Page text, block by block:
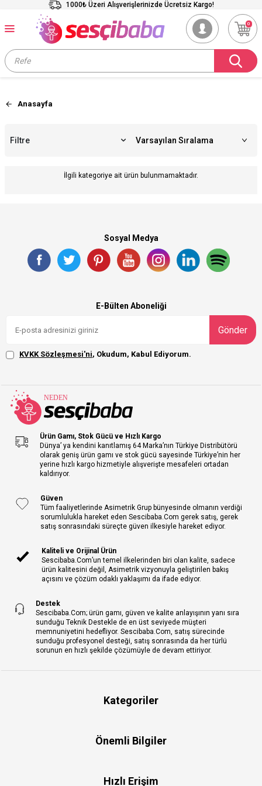
1000₺ Üzeri Alışverişlerinizde Ücretsiz Kargo!
0
Anasayfa
Filtre
İlgili kategoriye ait ürün bulunmamaktadır.
Sosyal Medya
E-Bülten Aboneliği
Gönder
KVKK Sözleşmesi'ni, Okudum, Kabul Ediyorum.
Ürün Gamı, Stok Gücü ve Hızlı Kargo
Dünya’ ya kendini kanıtlamış 64 Marka’nın Türkiye Distribütörü
olarak geniş ürün gamı ve stok gücü sayesinde Türkiye’nin her
yerine hızlı kargo hizmetiyle alışverişte mesafeleri ortadan
kaldırıyor.
Güven
Tüm faaliyetlerinde Asimetrik Grup bünyesinde olmanın verdiği
sorumlulukla hareket eden Sescibaba.Com gerek satış, gerek
satış sonrasındaki süreçte güven ilkesiyle hareket ediyor.
Kaliteli ve Orijinal Ürün
Sescibaba.Com’un temel ilkelerinden biri olan kalite, sadece
ürün kalitesini değil, Asimetrik vizyonuyla geliştirilen bakış
açısını ve çözüm odaklı yaklaşımı da ifade ediyor.
Destek
Sescibaba.Com; ürün gamı, güven ve kalite anlayışının yanı sıra
sunduğu Teknik Destekle de en üst seviyede müşteri
memnuniyetini hedefliyor. Sescibaba.Com, satış sürecinde
sunduğu profesyonel desteği, satış sonrasında da her türlü
sorunun en hızlı şekilde çözümüyle de devam ettiriyor.
Kategoriler
Önemli Bilgiler
Hızlı Erişim